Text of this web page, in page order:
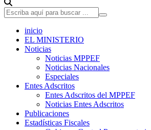
inicio
EL MINISTERIO
Noticias
Noticias MPPEF
Noticias Nacionales
Especiales
Entes Adscritos
Entes Adscritos del MPPEF
Noticias Entes Adscritos
Publicaciones
Estadísticas Fiscales